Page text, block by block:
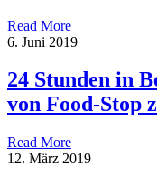
Read More
6. Juni 2019
24 Stunden in
von Food-Stop
Read More
12. März 2019